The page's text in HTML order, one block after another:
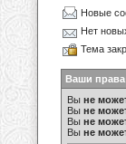
Новые
Нет
Тема
Ваши права
Вы не
Вы не
Вы не
Вы не